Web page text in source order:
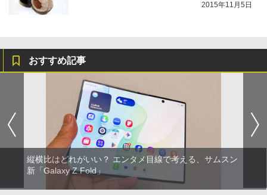
2015年11月5日
おすすめ記事
縦横比はどれがいい？ エンタメ目線で考える、サムスン
新「Galaxy Z Fold」